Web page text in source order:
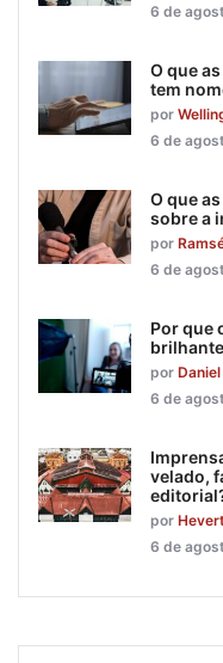
6 de
O que
tem
por
6 de
O que
sobre a
por
6 de
Por que
por
6 de
velado,
por
6 de